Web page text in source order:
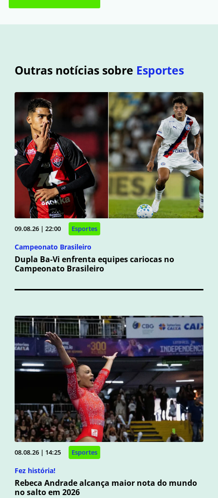
Outras notícias sobre Esportes
09.08.26 | 22:00 Esportes
Campeonato Brasileiro
Dupla Ba-Vi enfrenta equipes cariocas no
Campeonato Brasileiro
08.08.26 | 14:25 Esportes
Fez história!
Rebeca Andrade alcança maior nota do mundo
no salto em 2026